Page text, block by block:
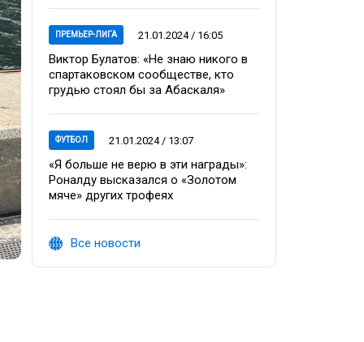
ПРЕМЬЕР-ЛИГА 21.01.2024 / 16:05
Виктор Булатов: «Не знаю никого в
спартаковском сообществе, кто
грудью стоял бы за Абаскаля»
ФУТБОЛ 21.01.2024 / 13:07
«Я больше не верю в эти награды»:
Роналду высказался о «Золотом
мяче» других трофеях
Все новости